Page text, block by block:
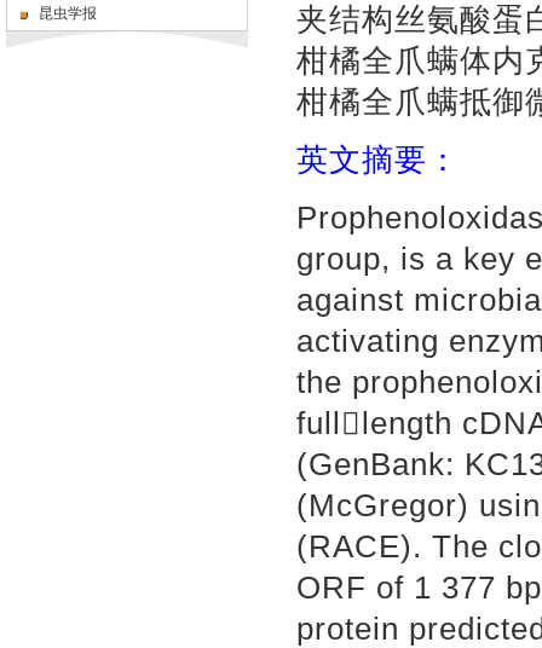
昆虫学报
夹结构丝氨酸蛋
柑橘全爪螨体内
柑橘全爪螨抵御
英文摘要：
group, is a key
against
activating
the
fulllength
(GenBank:
(McGregor)
(RACE). The
ORF of 1 377
protein